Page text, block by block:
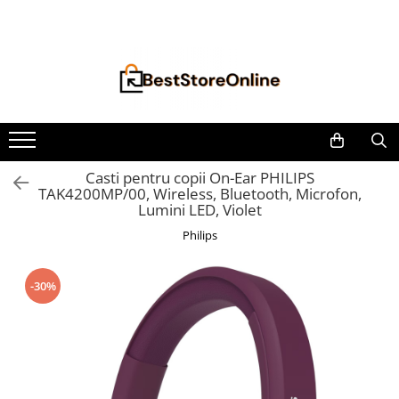
Accesorii aparate climatizare
Accesorii console gaming
Accesorii si Piese Aspiratoare
Aspiratoare Universale
Dyson
Philips
Tefal Rowenta X-Force Flex
Casti pentru copii On-Ear PHILIPS
TAK4200MP/00, Wireless, Bluetooth, Microfon,
Lumini LED, Violet
Philips
-30%